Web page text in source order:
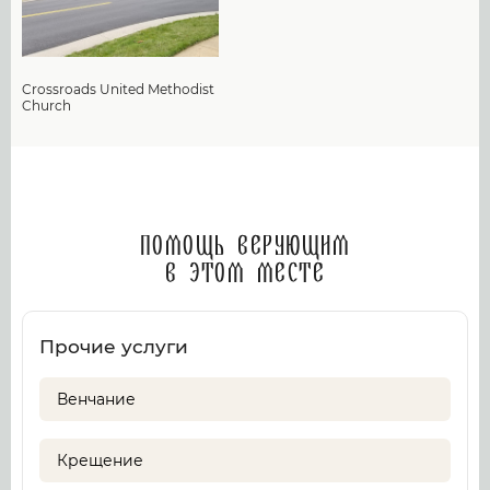
Crossroads United Methodist
Church
Помощь верующим
в этом месте
Прочие услуги
Венчание
Крещение